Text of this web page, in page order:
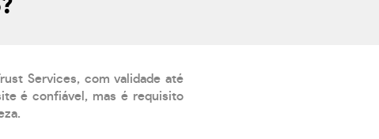
Services, com validade até
é confiável, mas é requisito